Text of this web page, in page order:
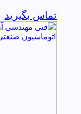
تماس بگیرید